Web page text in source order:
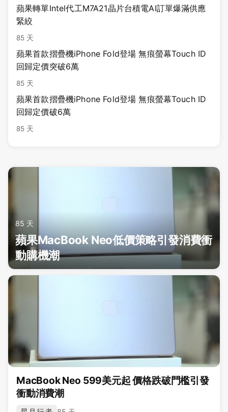
蘋果轉單Intel代工M7A21晶片台積電AI訂單爆滿供應
緊絞
85 天
蘋果首款摺疊機iPhone Fold登場 無痕螢幕Touch ID
回歸定價突破6萬
85 天
蘋果首款摺疊機iPhone Fold登場 無痕螢幕Touch ID
回歸定價破6萬
85 天
85 天
蘋果MacBook Neo低價策略引發消費衝
動購機潮
MacBook Neo 599美元起 價格跌破門檻引發
衝動消費潮